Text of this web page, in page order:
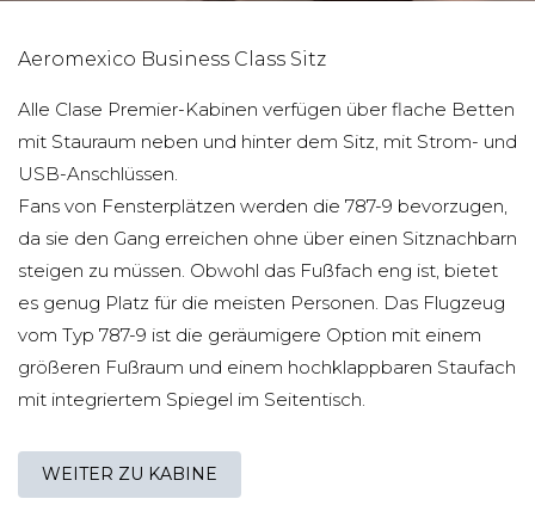
Aeromexico Business Class Sitz
Alle Clase Premier-Kabinen verfügen über flache Betten
mit Stauraum neben und hinter dem Sitz, mit Strom- und
USB-Anschlüssen.
Fans von Fensterplätzen werden die 787-9 bevorzugen,
da sie den Gang erreichen ohne über einen Sitznachbarn
steigen zu müssen. Obwohl das Fußfach eng ist, bietet
es genug Platz für die meisten Personen. Das Flugzeug
vom Typ 787-9 ist die geräumigere Option mit einem
größeren Fußraum und einem hochklappbaren Staufach
mit integriertem Spiegel im Seitentisch.
WEITER ZU KABINE